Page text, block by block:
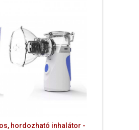
hordozható inhalátor -